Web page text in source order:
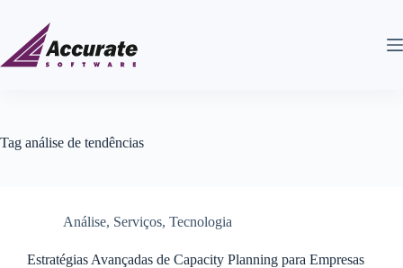
Tag análise de tendências
Análise, Serviços, Tecnologia
Estratégias Avançadas de Capacity Planning para Empresas